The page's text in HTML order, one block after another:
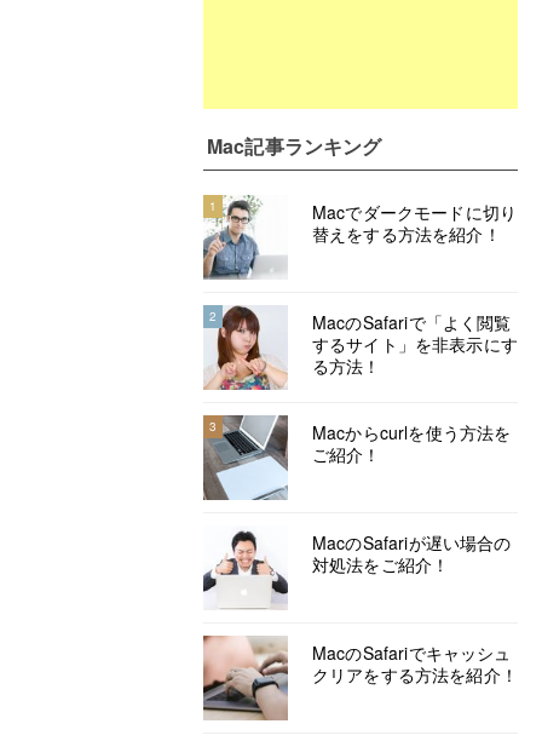
Mac記事ランキング
1
Macでダークモードに切り
替えをする方法を紹介！
2
MacのSafariで「よく閲覧
するサイト」を非表示にす
る方法！
3
Macからcurlを使う方法を
ご紹介！
MacのSafariが遅い場合の
対処法をご紹介！
MacのSafariでキャッシュ
クリアをする方法を紹介！